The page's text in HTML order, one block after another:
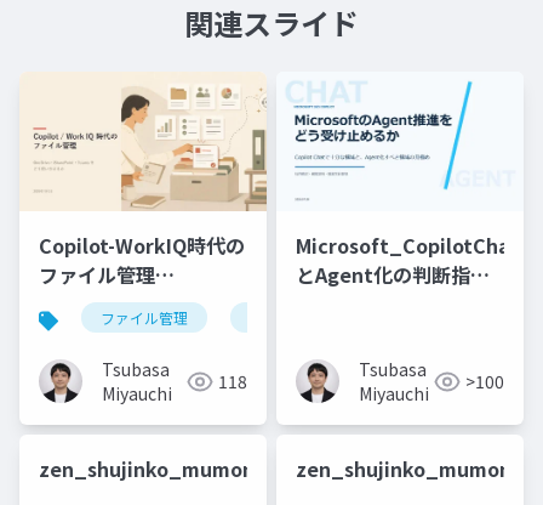
関連スライド
Copilot-WorkIQ時代の
ファイル管理
_v2_20260701
ファイル管理
Tsubasa
Miyauchi
118
Microsoft_CopilotChat
とAgent化の判断指針
Tsubasa
Miyauchi
>100
zen_shujinko_mumonkan_Opus4.8